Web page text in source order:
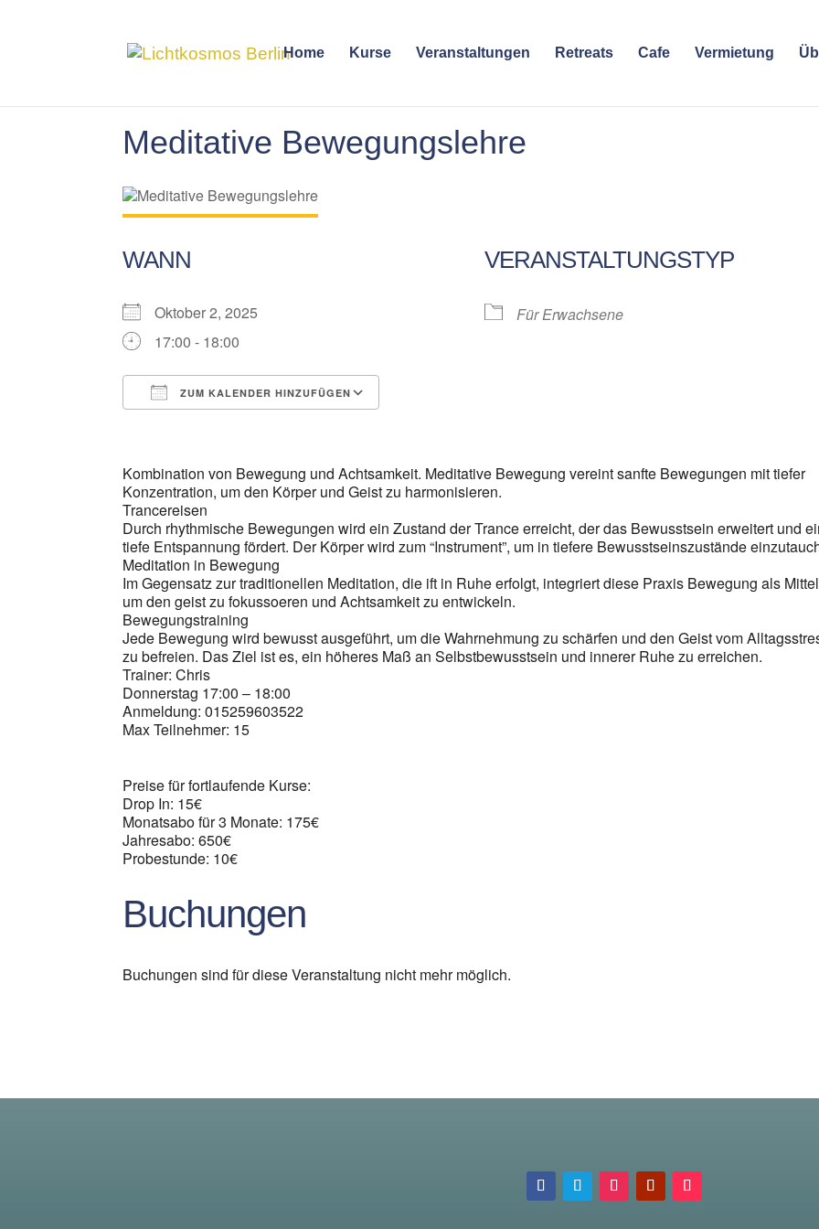
Home Kurse Veranstaltungen Retreats Cafe Vermietung
Meditative Bewegungslehre
WANN
Oktober 2, 2025
17:00 - 18:00
ZUM KALENDER HINZUFÜGEN
VERANSTALTUNGSTYP
Für Erwachsene
Kombination von Bewegung und Achtsamkeit. Meditative Bewegung vereint sanfte Bewegungen mit tiefer
Konzentration, um den Körper und Geist zu harmonisieren.
Trancereisen
Durch rhythmische Bewegungen wird ein Zustand der Trance erreicht, der das Bewusstsein erweitert und
tiefe Entspannung fördert. Der Körper wird zum “Instrument”, um in tiefere Bewusstseinszustände
Meditation in Bewegung
Im Gegensatz zur traditionellen Meditation, die ift in Ruhe erfolgt, integriert diese Praxis Bewegung als
um den geist zu fokussoeren und Achtsamkeit zu entwickeln.
Bewegungstraining
Jede Bewegung wird bewusst ausgeführt, um die Wahrnehmung zu schärfen und den Geist vom
zu befreien. Das Ziel ist es, ein höheres Maß an Selbstbewusstsein und innerer Ruhe zu erreichen.
Trainer: Chris
Donnerstag 17:00 – 18:00
Anmeldung: 015259603522
Max Teilnehmer: 15
Preise für fortlaufende Kurse:
Drop In: 15€
Monatsabo für 3 Monate: 175€
Jahresabo: 650€
Probestunde: 10€
Buchungen
Buchungen sind für diese Veranstaltung nicht mehr möglich.